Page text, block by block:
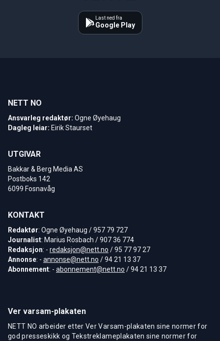
Last ned fra
Google Play
NETT NO
Ansvarleg redaktør: Ogne Øyehaug
Dagleg leiar: Eirik Staurset
UTGIVAR
Bakkar & Berg Media AS
Postboks 142
6099 Fosnavåg
KONTAKT
Redaktør: Ogne Øyehaug / 957 79 727
Journalist: Marius Rosbach / 907 36 774
Redaksjon: - redaksjon@nett.no / 95 77 97 27
Annonse: - annonse@nett.no / 94 21 13 37
Abonnement: - abonnement@nett.no / 94 21 13 37
Ver varsam-plakaten
NETT NO arbeider etter Ver Varsam-plakaten sine normer for
god presseskikk og Tekstreklameplakaten sine normer for